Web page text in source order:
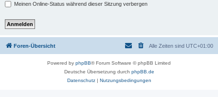
Meinen Online-Status während dieser Sitzung verbergen
Foren-Übersicht Alle Zeiten sind UTC+01:00
Powered by phpBB® Forum Software © phpBB Limited
Deutsche Übersetzung durch phpBB.de
Datenschutz| Nutzungsbedingungen